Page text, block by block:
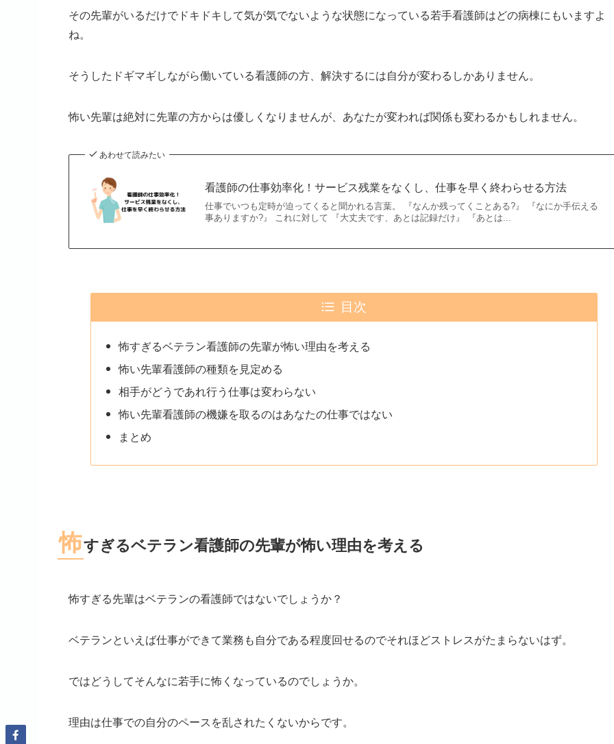
その先輩がいるだけでドキドキして気が気でないような状態になっている若手看護師はどの病棟にもいますよ
ね。
そうしたドギマギしながら働いている看護師の方、解決するには自分が変わるしかありません。
怖い先輩は絶対に先輩の方からは優しくなりませんが、あなたが変われば関係も変わるかもしれません。
あわせて読みたい
看護師の仕事効率化！サービス残業をなくし、仕事を早く終わらせる方法
仕事でいつも定時が迫ってくると聞かれる言葉。 『なんか残ってくことある?』 『なにか手伝える
事ありますか?』 これに対して 『大丈夫です、あとは記録だけ』 『あとは...
目次
怖すぎるベテラン看護師の先輩が怖い理由を考える
怖い先輩看護師の種類を見定める
相手がどうであれ行う仕事は変わらない
怖い先輩看護師の機嫌を取るのはあなたの仕事ではない
まとめ
怖すぎるベテラン看護師の先輩が怖い理由を考える
怖すぎる先輩はベテランの看護師ではないでしょうか？
ベテランといえば仕事ができて業務も自分である程度回せるのでそれほどストレスがたまらないはず。
ではどうしてそんなに若手に怖くなっているのでしょうか。
理由は仕事での自分のペースを乱されたくないからです。